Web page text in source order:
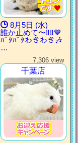
8月5日 (水)
誰か止めて〜‼︎‼︎💙
ﾊﾟﾀﾊﾟﾀわきわき🎶
…
7,306 view
千葉店